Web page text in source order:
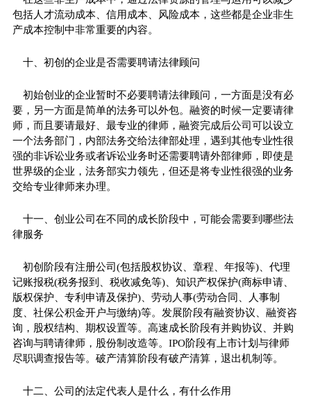
包括人才流动成本、信用成本、风险成本，这些都是企业非生
产成本控制中非常重要的内容。
十、初创的企业是否需要聘请法律顾问
初始创业的企业暂时不必要聘请法律顾问，一方面是没有必
要，另一方面是简单的法务可以外包。融资的时候一定要请律
师，而且要请最好、最专业的律师，融资完成后公司可以设立
一个法务部门，内部法务交给法律部处理，遇到其他专业性很
强的非诉讼业务或者诉讼业务时还需要聘请外部律师，即使是
世界级的企业，法务部实力领先，但还是将专业性很强的业务
交给专业律师来办理。
十一、创业公司在不同的成长阶段中，可能会需要到哪些法
律服务
初创阶段有注册公司(包括股权协议、章程、年报等)、代理
记账报税(税务报到、税收减免等)、知识产权保护(商标申请、
版权保护、专利申请及保护)、劳动人事(劳动合同、人事制
度、社保公积金开户与缴纳)等。发展阶段有融资协议、融资咨
询，股权结构、期权设置等。高速成长阶段有并购协议、并购
咨询与聘请律师，股份制改造等。IPO阶段有上市计划与律师
尽职调查报告等。破产清算阶段有破产清算，退出机制等。
十二、公司的法定代表人是什么，有什么作用